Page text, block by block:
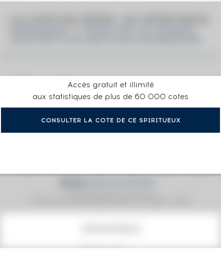
Accès gratuit et illimité
aux statistiques de plus de 60 000 cotes
CONSULTER LA COTE DE CE SPIRITUEUX
€